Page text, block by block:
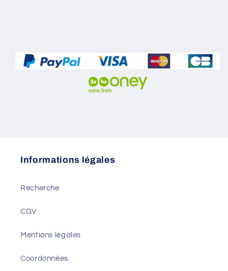
Informations légales
Recherche
CGV
Mentions légales
Coordonnées